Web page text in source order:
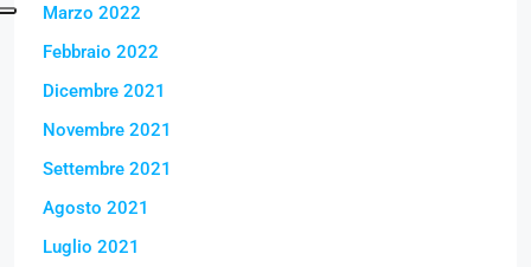
Marzo 2022
Febbraio 2022
Dicembre 2021
Novembre 2021
Settembre 2021
Agosto 2021
Luglio 2021